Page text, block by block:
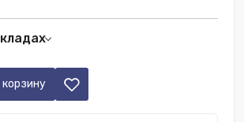
корзину